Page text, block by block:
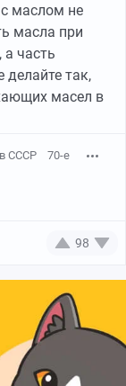
маслом не
масла при
а часть
делайте так,
масел в
СССР 70-е
98